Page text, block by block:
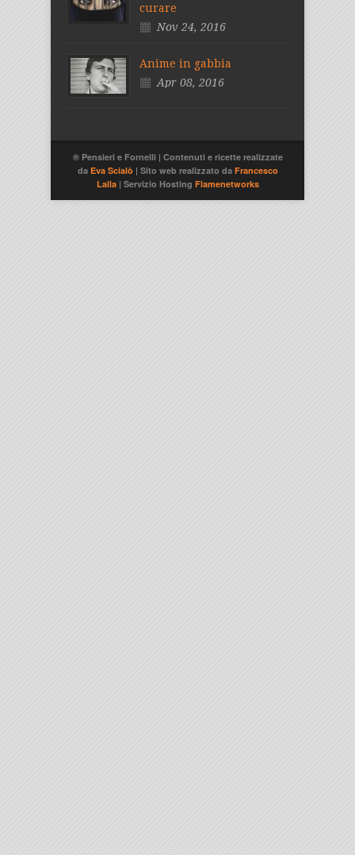
curare
Nov 24, 2016
Anime in gabbia
Apr 08, 2016
® Pensieri e Fornelli | Contenuti e ricette realizzate
da Eva Scialò | Sito web realizzato da Francesco
Lalla | Servizio Hosting Flamenetworks